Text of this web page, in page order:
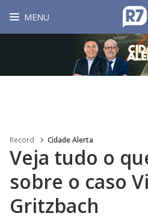
MENU
Record Cidade Alerta
Veja tudo o
sobre o caso
Gritzbach